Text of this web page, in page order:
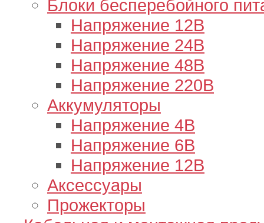
Блоки бесперебойного
Напряжение 12В
Напряжение 24В
Напряжение 48В
Напряжение 220В
Аккумуляторы
Напряжение 4В
Напряжение 6В
Напряжение 12В
Аксессуары
Прожекторы